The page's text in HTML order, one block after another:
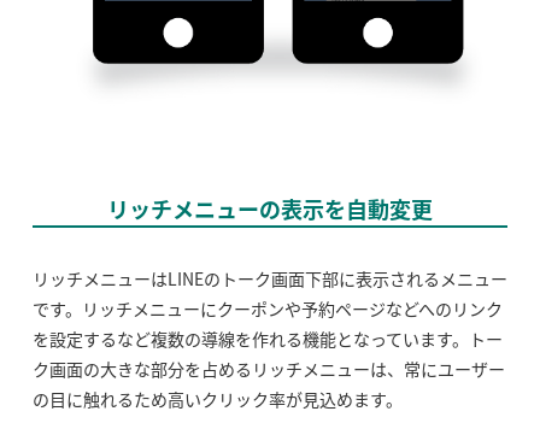
リッチメニューの表示を自動変更
リッチメニューはLINEのトーク画面下部に表示されるメニュー
です。リッチメニューにクーポンや予約ページなどへのリンク
を設定するなど複数の導線を作れる機能となっています。トー
ク画面の大きな部分を占めるリッチメニューは、常にユーザー
の目に触れるため高いクリック率が見込めます。